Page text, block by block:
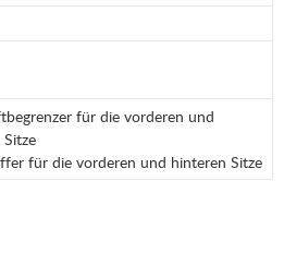
für die vorderen und
für die vorderen und hinteren Sitze